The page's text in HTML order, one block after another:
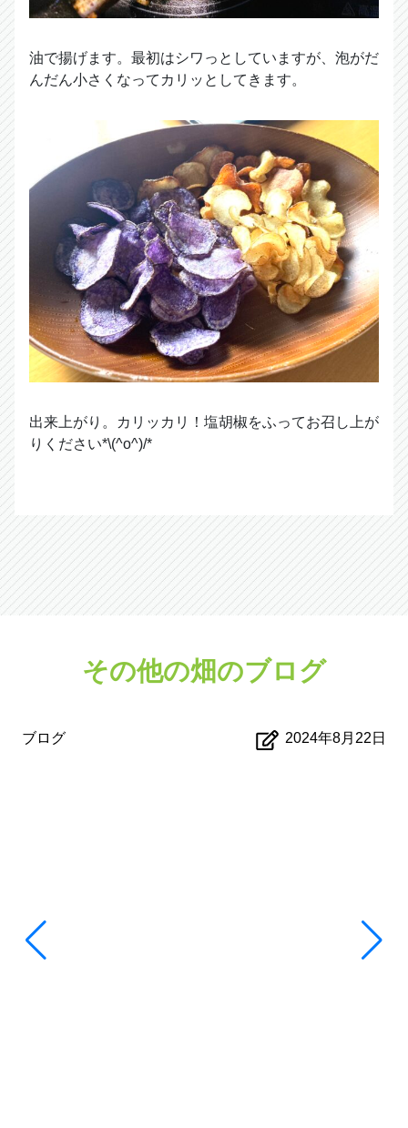
油で揚げます。最初はシワっとしていますが、泡がだ
んだん小さくなってカリッとしてきます。
出来上がり。カリッカリ！塩胡椒をふってお召し上が
りください*\(^o^)/*
その他の畑のブログ
ブログ 2024年8月22日